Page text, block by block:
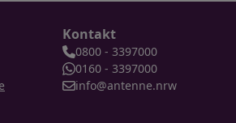
Kontakt
0800 - 3397000
0160 - 3397000
info@antenne.nrw